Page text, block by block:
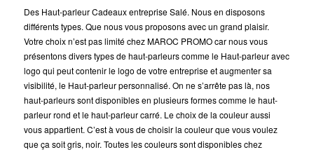
Des Haut-parleur Cadeaux entreprise Salé. Nous en disposons
différents types. Que nous vous proposons avec un grand plaisir.
Votre choix n’est pas limité chez MAROC PROMO car nous vous
présentons divers types de haut-parleurs comme le Haut-parleur avec
logo qui peut contenir le logo de votre entreprise et augmenter sa
visibilité, le Haut-parleur personnalisé. On ne s’arrête pas là, nos
haut-parleurs sont disponibles en plusieurs formes comme le haut-
parleur rond et le haut-parleur carré. Le choix de la couleur aussi
vous appartient. C’est à vous de choisir la couleur que vous voulez
que ça soit gris, noir. Toutes les couleurs sont disponibles chez